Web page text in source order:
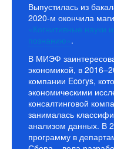
Выпустилась из
2020-м окончила
«Когнитивные науки
познанию».
В МИЭФ
экономикой, в
компании Ecorys,
экономическими
консалтинговой
занималась
анализом данных. В
программу в